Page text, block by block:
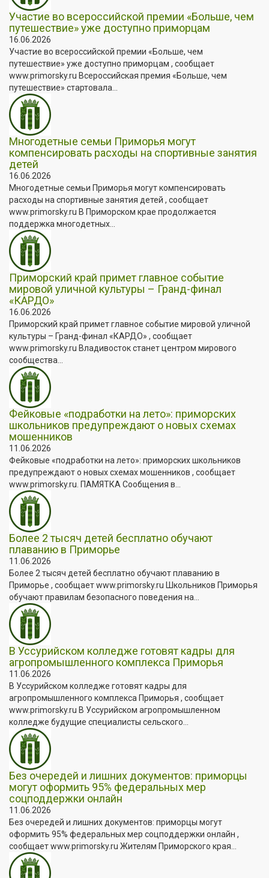
Участие во всероссийской премии «Больше, чем
путешествие» уже доступно приморцам
16.06.2026
Участие во всероссийской премии «Больше, чем
путешествие» уже доступно приморцам , сообщает
www.primorsky.ru Всероссийская премия «Больше, чем
путешествие» стартовала...
Многодетные семьи Приморья могут
компенсировать расходы на спортивные занятия
детей
16.06.2026
Многодетные семьи Приморья могут компенсировать
расходы на спортивные занятия детей , сообщает
www.primorsky.ru В Приморском крае продолжается
поддержка многодетных...
Приморский край примет главное событие
мировой уличной культуры – Гранд-финал
«КАРДО»
16.06.2026
Приморский край примет главное событие мировой уличной
культуры – Гранд-финал «КАРДО» , сообщает
www.primorsky.ru Владивосток станет центром мирового
сообщества...
Фейковые «подработки на лето»: приморских
школьников предупреждают о новых схемах
мошенников
11.06.2026
Фейковые «подработки на лето»: приморских школьников
предупреждают о новых схемах мошенников , сообщает
www.primorsky.ru. ПАМЯТКА Сообщения в...
Более 2 тысяч детей бесплатно обучают
плаванию в Приморье
11.06.2026
Более 2 тысяч детей бесплатно обучают плаванию в
Приморье , сообщает www.primorsky.ru Школьников Приморья
обучают правилам безопасного поведения на...
В Уссурийском колледже готовят кадры для
агропромышленного комплекса Приморья
11.06.2026
В Уссурийском колледже готовят кадры для
агропромышленного комплекса Приморья , сообщает
www.primorsky.ru В Уссурийском агропромышленном
колледже будущие специалисты сельского...
Без очередей и лишних документов: приморцы
могут оформить 95% федеральных мер
соцподдержки онлайн
11.06.2026
Без очередей и лишних документов: приморцы могут
оформить 95% федеральных мер соцподдержки онлайн ,
сообщает www.primorsky.ru Жителям Приморского края...